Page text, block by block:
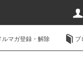
ルマガ登録・解除 ブ